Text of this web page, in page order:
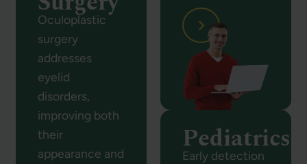
Oculoplastic
surgery
addresses
eyelid
disorders,
improving both
their
appearance and
Pediatrics
Early detection